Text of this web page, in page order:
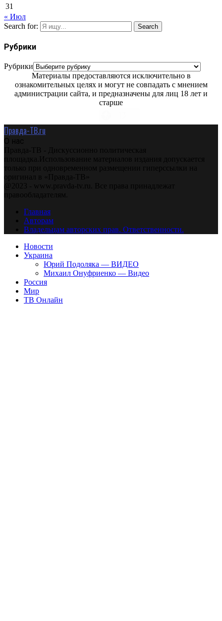
31
« Июл
Search for:
Search
Рубрики
Рубрики
Материалы предоставляются исключительно в
ознакомительных целях и могут не совпадать с мнением
администрации сайта, и предназначены для лиц 18 лет и
старше
Правда-ТВ.ru
О нас
Правда-ТВ - Дискуссионно политическая
площадка.Использование материалов издания допускается
только при одновременном размещении гиперссылки на
оригинал в «Правда-ТВ»
@2023 - www.pravda-tv.ru. Все права принадлежат
правообладателям.
Главная
Авторам
Владельцам авторских прав. Ответственности.
Новости
Украина
Юрий Подоляка — ВИДЕО
Михаил Онуфриенко — Видео
Россия
Мир
ТВ Онлайн